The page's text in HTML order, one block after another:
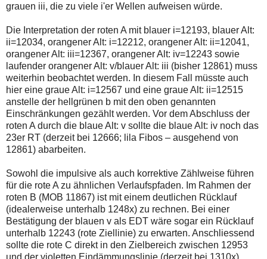
grauen iii, die zu viele i'er Wellen aufweisen würde.
Die Interpretation der roten A mit blauer i=12193, blauer Alt:
ii=12034, orangener Alt: i=12212, orangener Alt: ii=12041,
orangener Alt: iii=12367, orangener Alt: iv=12243 sowie
laufender orangener Alt: v/blauer Alt: iii (bisher 12861) muss
weiterhin beobachtet werden. In diesem Fall müsste auch
hier eine graue Alt: i=12567 und eine graue Alt: ii=12515
anstelle der hellgrünen b mit den oben genannten
Einschränkungen gezählt werden. Vor dem Abschluss der
roten A durch die blaue Alt: v sollte die blaue Alt: iv noch das
23er RT (derzeit bei 12666; lila Fibos – ausgehend von
12861) abarbeiten.
Sowohl die impulsive als auch korrektive Zählweise führen
für die rote A zu ähnlichen Verlaufspfaden. Im Rahmen der
roten B (MOB 11867) ist mit einem deutlichen Rücklauf
(idealerweise unterhalb 1248x) zu rechnen. Bei einer
Bestätigung der blauen v als EDT wäre sogar ein Rücklauf
unterhalb 12243 (rote Ziellinie) zu erwarten. Anschliessend
sollte die rote C direkt in den Zielbereich zwischen 12953
und der violetten Eindämmungslinie (derzeit bei 1310x)